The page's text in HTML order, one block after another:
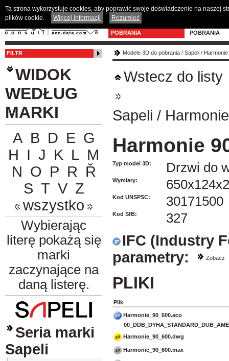
POBRANIA
POBRANIA
FILTR
WIDOK
WEDŁUG
MARKI
A B D E G
H I J K L M
N O P R Ř
S T V Z
wszystko
Wybierając
literę pokażą się
marki
zaczynające na
daną listerę.
Seria marki
Sapeli
Modele 3D do pobrania / Sapeli /
Wstecz do listy
Sapeli /
Harmonie
Typ model 3D: Drzwi do
Wymiary:
Kod UNSPSC: 30171500
Kod SfB: 327
IFC (Industry
parametry:
Zobacz
PLIKI
Plik
Harmonie_90_600.aco
Harmonie_90_600.dwg
Harmonie_90_600.max
Ta strona wykorzystuje cookies, aby poprawić swoje doświadczenie na naszej
plików cookie.
Więcej informacji Rozumieć